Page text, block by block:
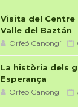
Visita del Centre
Valle del Baztán
Orfeó Canongí
La història dels
Esperança
Orfeó Canongí